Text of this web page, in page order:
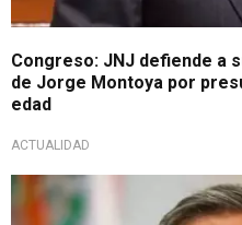
Congreso: JNJ defiende a
de Jorge Montoya por
edad
ACTUALIDAD
Lamentó la muerte de seis